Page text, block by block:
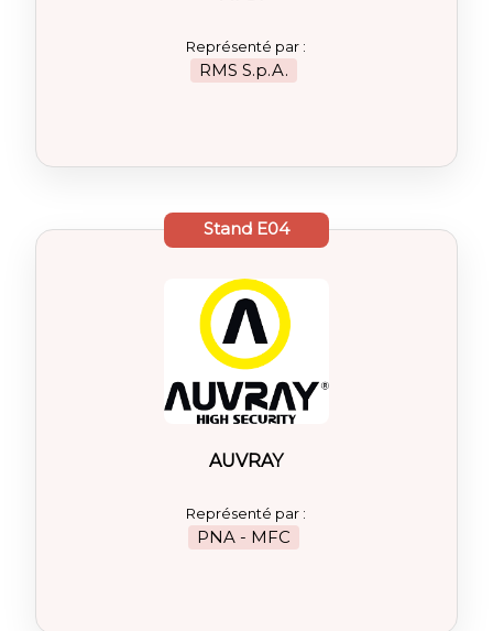
Représenté par :
RMS S.p.A.
StandE04
AUVRAY
Représenté par :
PNA - MFC